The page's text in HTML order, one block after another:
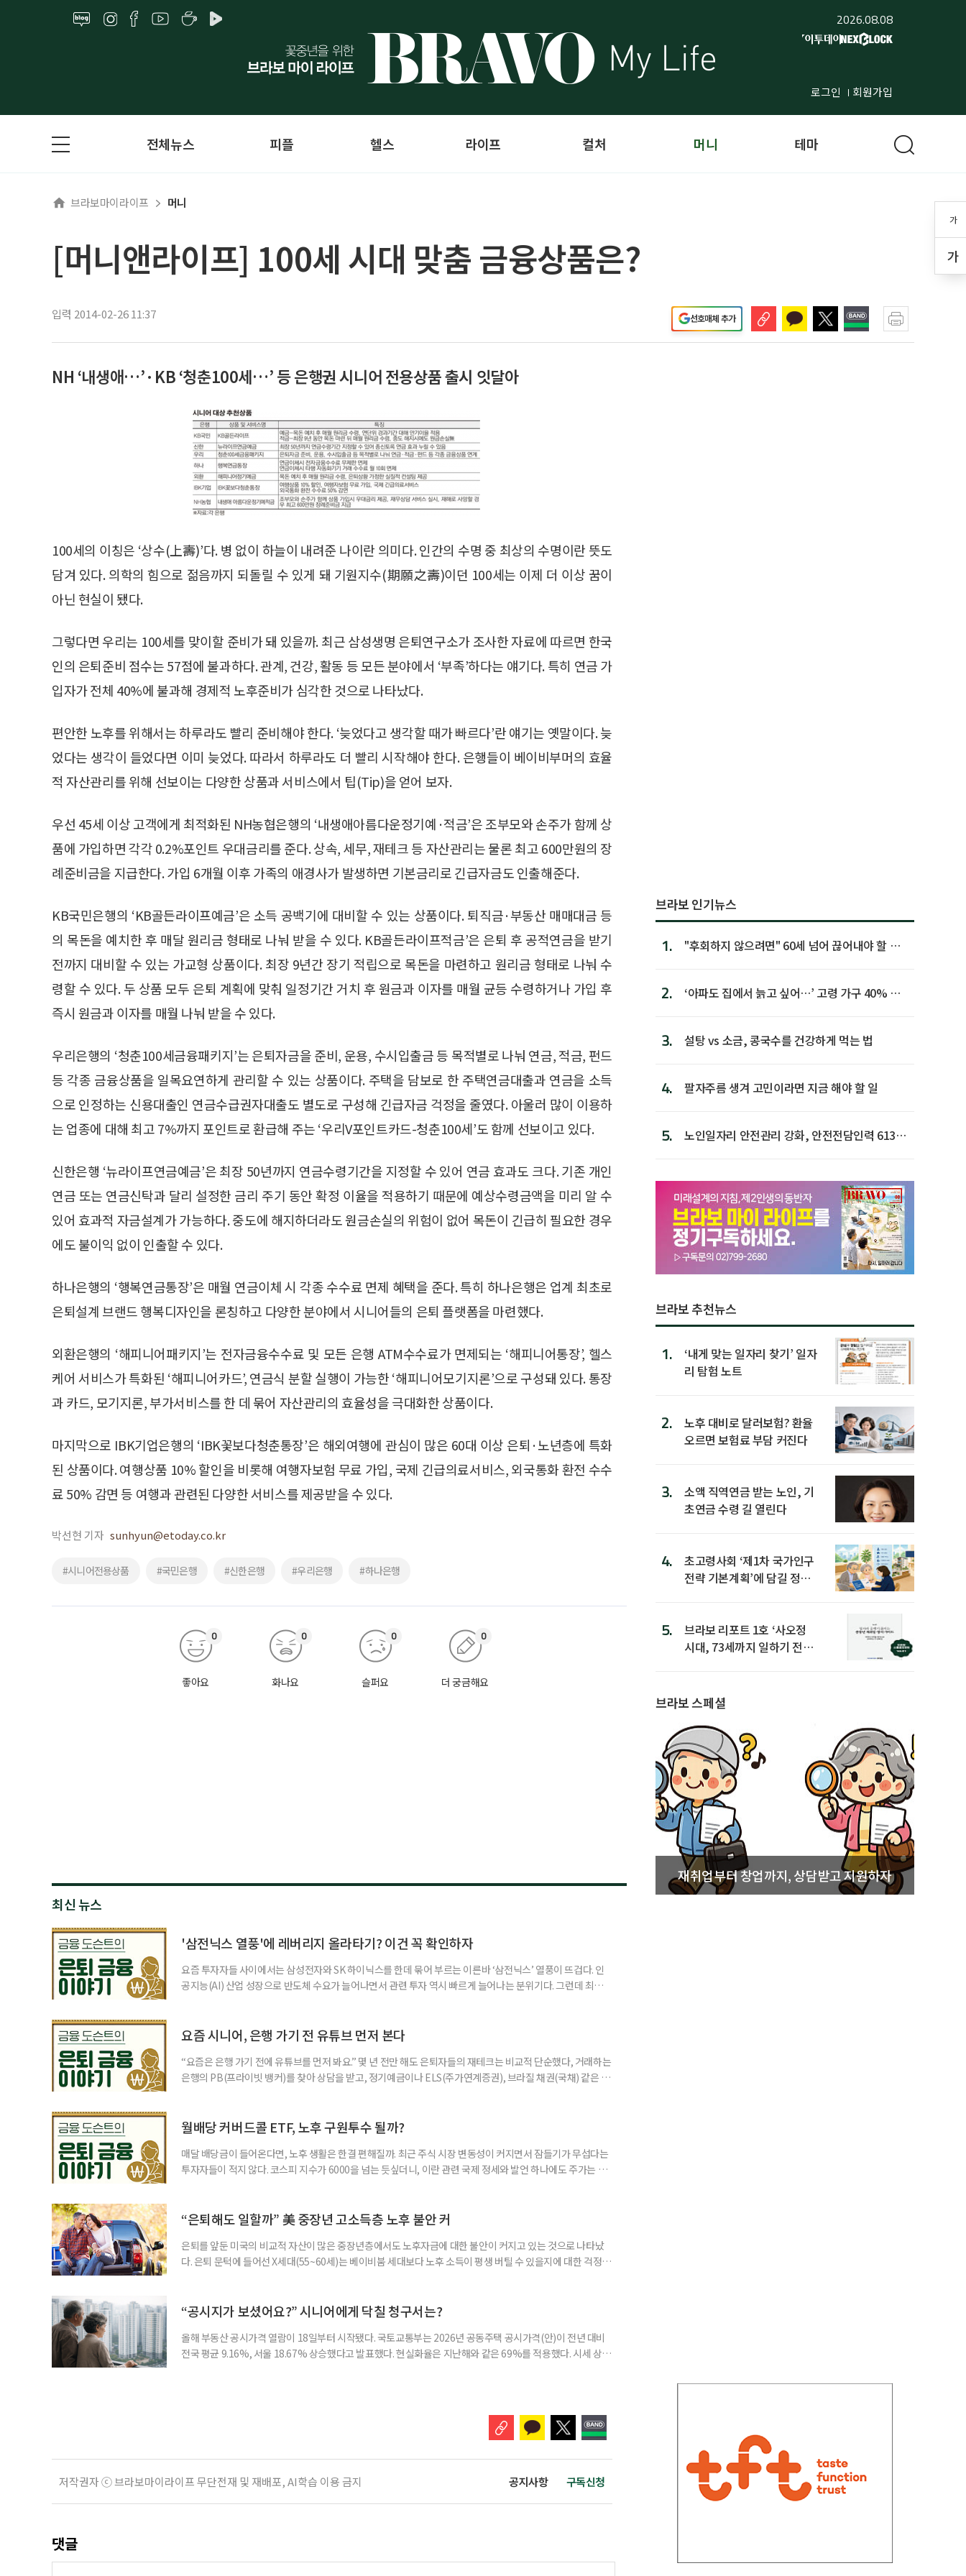
2026.08.08
로그인 회원가입
가
가
전체뉴스 피플 헬스 라이프 컬처 머니 테마
브라보마이라이프 머니
[머니앤라이프] 100세 시대 맞춤 금융상품은?
입력 2014-02-26 11:37 선호매체 추가
NH ‘내생애…’·KB ‘청춘100세…’ 등 은행권 시니어 전용상품 출시 잇달아
100세의 이칭은 ‘상수(上壽)’다. 병 없이 하늘이 내려준 나이란 의미다. 인간의 수명 중 최상의 수명이란 뜻도
담겨 있다. 의학의 힘으로 젊음까지 되돌릴 수 있게 돼 기원지수(期願之壽)이던 100세는 이제 더 이상 꿈이
아닌 현실이 됐다.
그렇다면 우리는 100세를 맞이할 준비가 돼 있을까. 최근 삼성생명 은퇴연구소가 조사한 자료에 따르면 한국
인의 은퇴준비 점수는 57점에 불과하다. 관계, 건강, 활동 등 모든 분야에서 ‘부족’하다는 얘기다. 특히 연금 가
입자가 전체 40%에 불과해 경제적 노후준비가 심각한 것으로 나타났다.
편안한 노후를 위해서는 하루라도 빨리 준비해야 한다. ‘늦었다고 생각할 때가 빠르다’란 얘기는 옛말이다. 늦
었다는 생각이 들었다면 이미 늦었다. 따라서 하루라도 더 빨리 시작해야 한다. 은행들이 베이비부머의 효율
적 자산관리를 위해 선보이는 다양한 상품과 서비스에서 팁(Tip)을 얻어 보자.
우선 45세 이상 고객에게 최적화된 NH농협은행의 ‘내생애아름다운정기예·적금’은 조부모와 손주가 함께 상
품에 가입하면 각각 0.2%포인트 우대금리를 준다. 상속, 세무, 재테크 등 자산관리는 물론 최고 600만원의 장
례준비금을 지급한다. 가입 6개월 이후 가족의 애경사가 발생하면 기본금리로 긴급자금도 인출해준다.
KB국민은행의 ‘KB골든라이프예금’은 소득 공백기에 대비할 수 있는 상품이다. 퇴직금·부동산 매매대금 등
의 목돈을 예치한 후 매달 원리금 형태로 나눠 받을 수 있다. KB골든라이프적금’은 은퇴 후 공적연금을 받기
전까지 대비할 수 있는 가교형 상품이다. 최장 9년간 장기 적립으로 목돈을 마련하고 원리금 형태로 나눠 수
령할 수 있다. 두 상품 모두 은퇴 계획에 맞춰 일정기간 거치 후 원금과 이자를 매월 균등 수령하거나 가입 후
즉시 원금과 이자를 매월 나눠 받을 수 있다.
우리은행의 ‘청춘100세금융패키지’는 은퇴자금을 준비, 운용, 수시입출금 등 목적별로 나눠 연금, 적금, 펀드
등 각종 금융상품을 일목요연하게 관리할 수 있는 상품이다. 주택을 담보로 한 주택연금대출과 연금을 소득
으로 인정하는 신용대출인 연금수급권자대출도 별도로 구성해 긴급자금 걱정을 줄였다. 아울러 많이 이용하
는 업종에 대해 최고 7%까지 포인트로 환급해 주는 ‘우리V포인트카드-청춘100세’도 함께 선보이고 있다.
신한은행 ‘뉴라이프연금예금’은 최장 50년까지 연금수령기간을 지정할 수 있어 연금 효과도 크다. 기존 개인
연금 또는 연금신탁과 달리 설정한 금리 주기 동안 확정 이율을 적용하기 때문에 예상수령금액을 미리 알 수
있어 효과적 자금설계가 가능하다. 중도에 해지하더라도 원금손실의 위험이 없어 목돈이 긴급히 필요한 경우
에도 불이익 없이 인출할 수 있다.
하나은행의 ‘행복연금통장’은 매월 연금이체 시 각종 수수료 면제 혜택을 준다. 특히 하나은행은 업계 최초로
은퇴설계 브랜드 행복디자인을 론칭하고 다양한 분야에서 시니어들의 은퇴 플랫폼을 마련했다.
외환은행의 ‘해피니어패키지’는 전자금융수수료 및 모든 은행 ATM수수료가 면제되는 ‘해피니어통장’, 헬스
케어 서비스가 특화된 ‘해피니어카드’, 연금식 분할 실행이 가능한 ‘해피니어모기지론’으로 구성돼 있다. 통장
과 카드, 모기지론, 부가서비스를 한 데 묶어 자산관리의 효율성을 극대화한 상품이다.
마지막으로 IBK기업은행의 ‘IBK꽃보다청춘통장’은 해외여행에 관심이 많은 60대 이상 은퇴·노년층에 특화
된 상품이다. 여행상품 10% 할인을 비롯해 여행자보험 무료 가입, 국제 긴급의료서비스, 외국통화 환전 수수
료 50% 감면 등 여행과 관련된 다양한 서비스를 제공받을 수 있다.
박선현 기자 sunhyun@etoday.co.kr
#시니어전용상품 #국민은행 #신한은행 #우리은행 #하나은행
좋아요
0
화나요
0
슬퍼요
0
더 궁금해요
0
최신 뉴스
'삼전닉스 열풍'에 레버리지 올라타기? 이건 꼭 확인하자
요즘 투자자들 사이에서는 삼성전자와 SK 하이닉스를 한데 묶어 부르는 이른바 ‘삼전닉스’ 열풍이 뜨겁다. 인
공지능(AI) 산업 성장으로 반도체 수요가 늘어나면서 관련 투자 역시 빠르게 늘어나는 분위기다. 그런데 최근
투자자라면 반드시 알아야 할 핵심 위험 요소를 짚어본다. 수익도 2배, 손실도 2배… 레버리지의 두 얼
요즘 시니어, 은행 가기 전 유튜브 먼저 본다
“요즘은 은행 가기 전에 유튜브를 먼저 봐요.” 몇 년 전만 해도 은퇴자들의 재테크는 비교적 단순했다, 거래하는
은행의 PB(프라이빗 뱅커)를 찾아 상담을 받고, 정기예금이나 ELS(주가연계증권), 브라질 채권(국채) 같은 고
브에서 정보를 서울에 사는 60대 A 씨는 최근 IRP(개인형퇴직연금) 계좌를 직접 손보기 시작했
월배당 커버드콜 ETF, 노후 구원투수 될까?
매달 배당금이 들어온다면, 노후 생활은 한결 편해질까. 최근 주식 시장 변동성이 커지면서 잠들기가 무섭다는
투자자들이 적지 않다. 코스피 지수가 6000을 넘는 듯싶더니, 이란 관련 국제 정세와 발언 하나에도 주가는 오
에서도 월배당 커버드콜 ETF는 은퇴자와 은퇴를 앞둔 이들에게 ‘매달 들어오는 돈’이라는 점에서 다시 주목
“은퇴해도 일할까” 美 중장년 고소득층 노후 불안 커
은퇴를 앞둔 미국의 비교적 자산이 많은 중장년층에서도 노후자금에 대한 불안이 커지고 있는 것으로 나타났
다. 은퇴 문턱에 들어선 X세대(55~60세)는 베이비붐 세대보다 노후 소득이 평생 버틸 수 있을지에 대한 걱정이
고 있다는 뜻으로 읽힌다. 지난 1일 미국의 은퇴보장 전문 보험·금융회사 글로벌애틀랜틱이 발표한 ‘
“공시지가 보셨어요?” 시니어에게 닥칠 청구서는?
올해 부동산 공시가격 열람이 18일부터 시작됐다. 국토교통부는 2026년 공동주택 공시가격(안)이 전년 대비
전국 평균 9.16%, 서울 18.67% 상승했다고 발표했다. 현실화율은 지난해와 같은 69%를 적용했다. 시세 상승
저작권자 ⓒ 브라보마이라이프 무단전재 및 재배포, AI학습 이용 금지 공지사항 구독신청
댓글
브라보 인기뉴스
1.
"후회하지 않으려면" 60세 넘어 끊어내야 할 사
2.
‘아파도 집에서 늙고 싶어…’ 고령 가구 40% 노
3. 설탕 vs 소금, 콩국수를 건강하게 먹는 법
4. 팔자주름 생겨 고민이라면 지금 해야 할 일
5.
노인일자리 안전관리 강화, 안전전담인력 613명
브라보 추천뉴스
1.
‘내게 맞는 일자리 찾기’ 일자
리 탐험 노트
2.
노후 대비로 달러보험? 환율
오르면 보험료 부담 커진다
3.
소액 직역연금 받는 노인, 기
초연금 수령 길 열린다
4.
초고령사회 ‘제1차 국가인구
전략 기본계획’에 담길 정책
5.
브라보 리포트 1호 ‘사오정
시대, 73세까지 일하기 전략’
브라보 스페셜
재취업부터 창업까지, 상담받고 지원하자